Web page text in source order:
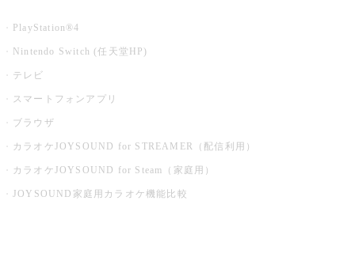
PlayStation®4
Nintendo Switch (任天堂HP)
テレビ
スマートフォンアプリ
ブラウザ
カラオケJOYSOUND for STREAMER（配信利用）
カラオケJOYSOUND for Steam（家庭用）
JOYSOUND家庭用カラオケ機能比較